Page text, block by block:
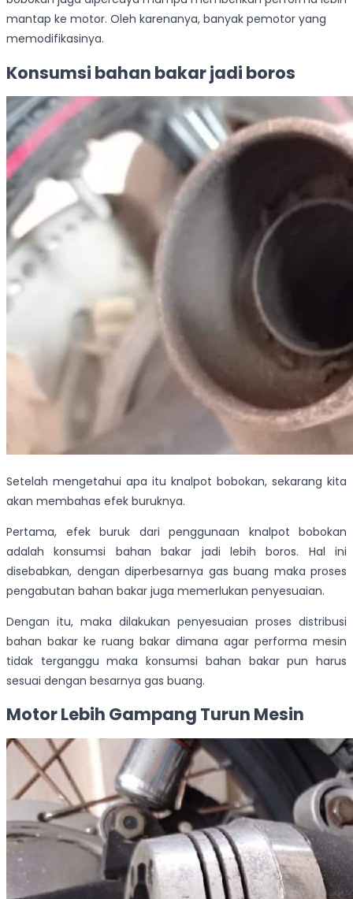
mantap ke motor. Oleh karenanya, banyak pemotor yang
memodifikasinya.
Konsumsi bahan bakar jadi boros
Setelah mengetahui apa itu knalpot bobokan, sekarang kita
akan membahas efek buruknya.
Pertama, efek buruk dari penggunaan knalpot bobokan
adalah konsumsi bahan bakar jadi lebih boros. Hal ini
disebabkan, dengan diperbesarnya gas buang maka proses
pengabutan bahan bakar juga memerlukan penyesuaian.
Dengan itu, maka dilakukan penyesuaian proses distribusi
bahan bakar ke ruang bakar dimana agar performa mesin
tidak terganggu maka konsumsi bahan bakar pun harus
sesuai dengan besarnya gas buang.
Motor Lebih Gampang Turun Mesin